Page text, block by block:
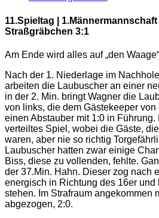
11.Spieltag |
Straßgräbchen 3:1
Am Ende wird alles auf „den
Nach der 1. Niederlage im
arbeiten die Laubuscher an einer
in der 2. Min. bringt Wagner die
von links, die dem Gästekeeper von
einen Abstauber mit 1:0 in
verteiltes Spiel, wobei die Gäste,
waren, aber nie so richtig
Laubuscher hatten zwar einige
Biss, diese zu vollenden, fehlte.
der 37.Min. Hahn. Dieser zog nach
energisch in Richtung des 16er
stehen. Im Strafraum angekommen
abgezogen, 2:0.